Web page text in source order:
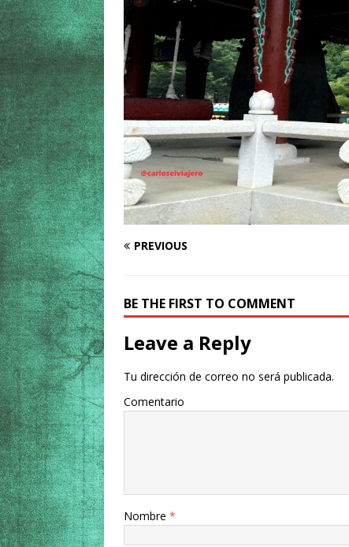
PREVIOUS
BE THE FIRST TO COMMENT
Leave a Reply
Tu dirección de correo no será publicada.
Comentario
Nombre *